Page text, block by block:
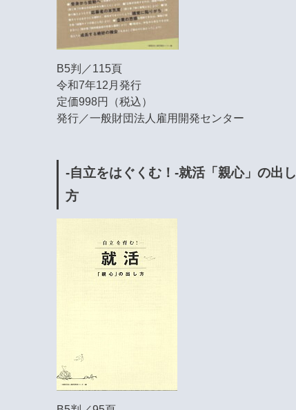
B5判／115頁
令和7年12月発行
定価998円（税込）
発行／一般財団法人雇用開発センター
-自立をはぐくむ！-就活「親心」の出し
方